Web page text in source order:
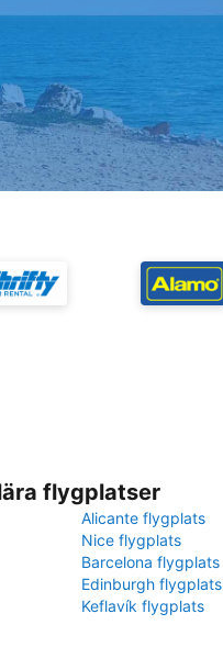
flygplatser
Alicante flygplats
Nice flygplats
Barcelona flygplats
Edinburgh flygplats
Keflavík flygplats